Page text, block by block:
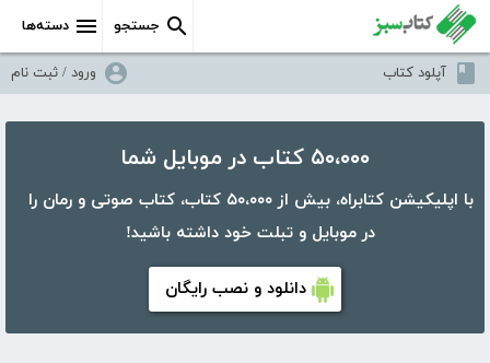
دسته‌ها جستجو
آپلود کتاب ورود / ثبت نام
۵۰،۰۰۰ کتاب در موبایل شما
با اپلیکیشن کتابراه، بیش از ۵۰،۰۰۰ کتاب، کتاب صوتی و رمان را
در موبایل و تبلت خود داشته باشید!
دانلود و نصب رایگان